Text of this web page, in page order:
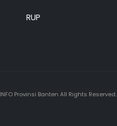
RUP
Provinsi Banten All Rights Reserved.